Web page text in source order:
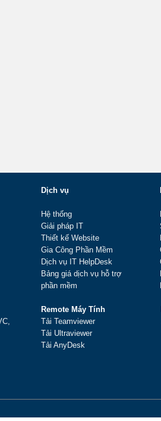
Dịch vụ
Hệ thống
Giải pháp IT
Thiết kế Website
Gia Công Phần Mềm
Dịch vụ IT HelpDesk
Bảng giá dịch vụ hỗ trợ
phần mềm
Remote Máy Tính
Tải Teamviewer
Tải Ultraviewer
Tải AnyDesk